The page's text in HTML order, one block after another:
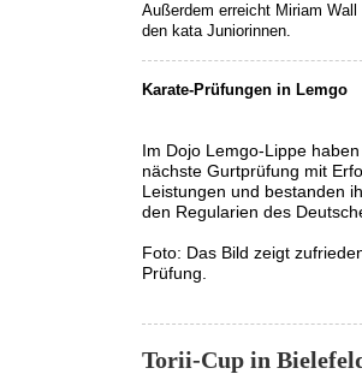
Außerdem erreicht Miriam
den kata Juniorinnen.
Karate-Prüfungen in Lemgo
Im Dojo Lemgo-Lippe
nächste Gurtprüfung mit
Leistungen und bestanden
den Regularien des
Foto: Das Bild zeigt
Prüfung.
Torii-Cup in